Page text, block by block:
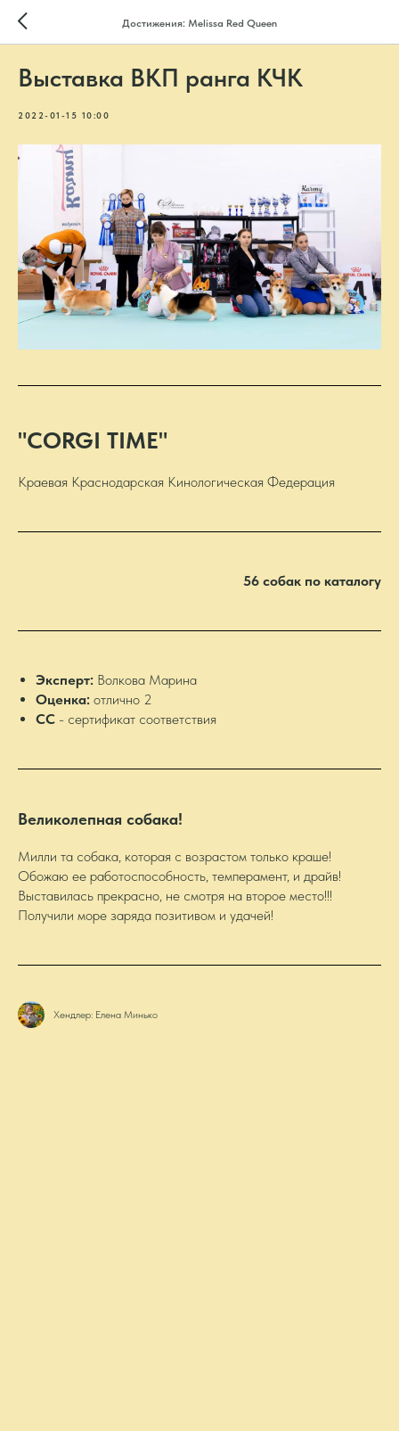
Достижения: Melissa Red Queen
Выставка ВКП ранга КЧК
2022-01-15 10:00
"CORGI TIME"
Краевая Краснодарская Кинологическая Федерация
56 собак по каталогу
Эксперт: Волкова Марина
Оценка: отлично 2
CС - сертификат соответствия
Великолепная собака!
Милли та собака, которая с возрастом только краше!
Обожаю ее работоспособность, темперамент, и драйв!
Выставилась прекрасно, не смотря на второе место!!!
Получили море заряда позитивом и удачей!
Хендлер: Елена Минько